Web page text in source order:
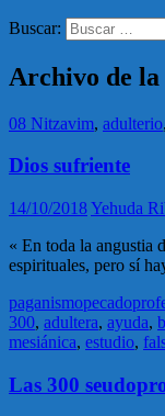
Buscar:
Archivo de
08 Nitzavim, adulterio,
Dios sufriente
14/10/2018Yehuda
« En toda la angustia
espirituales, pero sí
paganismopecado
300, adultera, ayuda,
mesiánica, estudio,
Las 300